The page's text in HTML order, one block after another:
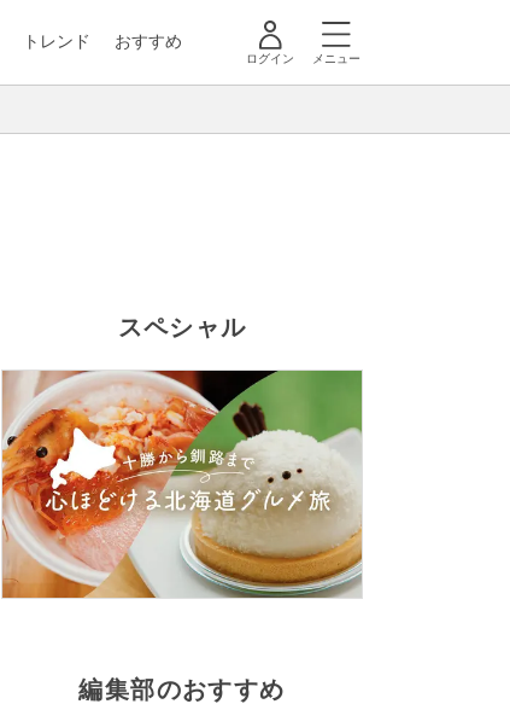
トレンド おすすめ
ログイン メニュー
スペシャル
編集部のおすすめ